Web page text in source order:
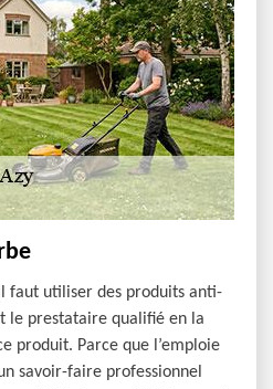
faut utiliser des produits anti-
le prestataire qualifié en la
produit. Parce que l’emploie
savoir-faire professionnel